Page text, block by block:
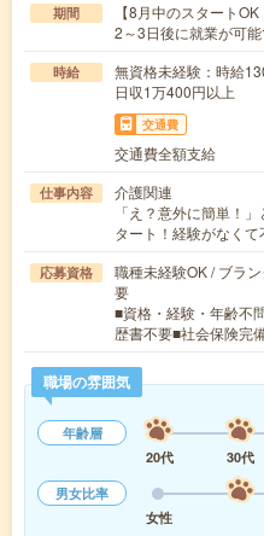
期間
【8月中のスタート
2～3日後に就業が可能
時給
無資格未経験：時給
日収1万400円以上
交通費
交通費全額支給
仕事内容
介護関連
「え？意外に簡単！
タート！経験がなく
応募資格
職種未経験OK / ブラ
要
■資格・経験・年齢不
歴書不要■社会保険完
職場の雰囲気
年齢層
20代
30代
男女比率
女性